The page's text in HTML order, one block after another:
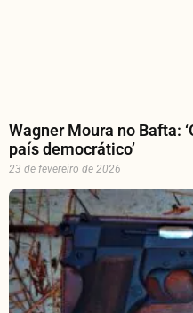
Wagner Moura no Bafta:
país democrático’
23 de fevereiro de 2026